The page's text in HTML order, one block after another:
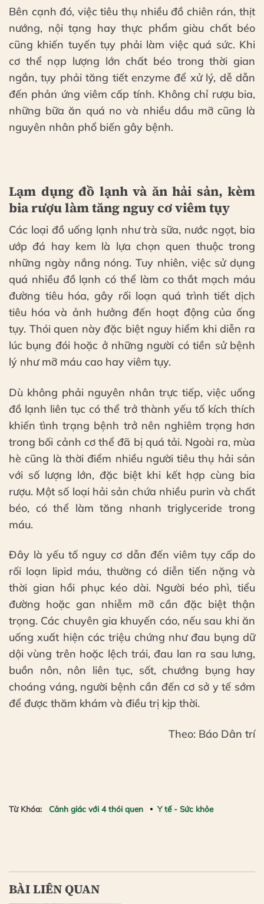
Bên cạnh đó, việc tiêu thụ nhiều đồ chiên rán, thịt
nướng, nội tạng hay thực phẩm giàu chất béo
cũng khiến tuyến tụy phải làm việc quá sức. Khi
cơ thể nạp lượng lớn chất béo trong thời gian
ngắn, tụy phải tăng tiết enzyme để xử lý, dễ dẫn
đến phản ứng viêm cấp tính. Không chỉ rượu bia,
những bữa ăn quá no và nhiều dầu mỡ cũng là
nguyên nhân phổ biến gây bệnh.
Lạm dụng đồ lạnh và ăn hải sản, kèm
bia rượu làm tăng nguy cơ viêm tụy
Các loại đồ uống lạnh như trà sữa, nước ngọt, bia
ướp đá hay kem là lựa chọn quen thuộc trong
những ngày nắng nóng. Tuy nhiên, việc sử dụng
quá nhiều đồ lạnh có thể làm co thắt mạch máu
đường tiêu hóa, gây rối loạn quá trình tiết dịch
tiêu hóa và ảnh hưởng đến hoạt động của ống
tụy. Thói quen này đặc biệt nguy hiểm khi diễn ra
lúc bụng đói hoặc ở những người có tiền sử bệnh
lý như mỡ máu cao hay viêm tụy.
Dù không phải nguyên nhân trực tiếp, việc uống
đồ lạnh liên tục có thể trở thành yếu tố kích thích
khiến tình trạng bệnh trở nên nghiêm trọng hơn
trong bối cảnh cơ thể đã bị quá tải. Ngoài ra, mùa
hè cũng là thời điểm nhiều người tiêu thụ hải sản
với số lượng lớn, đặc biệt khi kết hợp cùng bia
rượu. Một số loại hải sản chứa nhiều purin và chất
béo, có thể làm tăng nhanh triglyceride trong
máu.
Đây là yếu tố nguy cơ dẫn đến viêm tụy cấp do
rối loạn lipid máu, thường có diễn tiến nặng và
thời gian hồi phục kéo dài. Người béo phì, tiểu
đường hoặc gan nhiễm mỡ cần đặc biệt thận
trọng. Các chuyên gia khuyến cáo, nếu sau khi ăn
uống xuất hiện các triệu chứng như đau bụng dữ
dội vùng trên hoặc lệch trái, đau lan ra sau lưng,
buồn nôn, nôn liên tục, sốt, chướng bụng hay
choáng váng, người bệnh cần đến cơ sở y tế sớm
để được thăm khám và điều trị kịp thời.
Theo: Báo Dân trí
Từ Khóa: Cảnh giác với 4 thói quen Y tế - Sức khỏe
BÀI LIÊN QUAN